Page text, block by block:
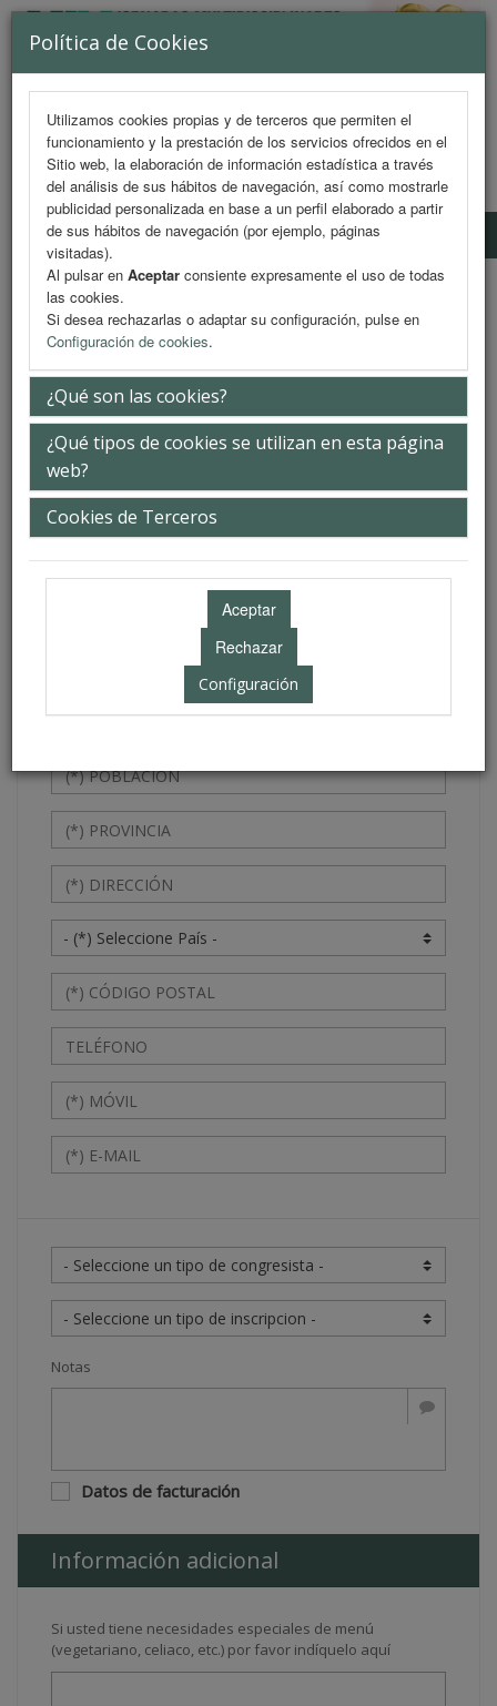
Política de Cookies
Utilizamos cookies propias y de terceros que permiten el
funcionamiento y la prestación de los servicios ofrecidos en el
Sitio web, la elaboración de información estadística a través
del análisis de sus hábitos de navegación, así como mostrarle
publicidad personalizada en base a un perfil elaborado a partir
de sus hábitos de navegación (por ejemplo, páginas
visitadas).
Al pulsar en Aceptar consiente expresamente el uso de todas
las cookies.
Si desea rechazarlas o adaptar su configuración, pulse en
Configuración de cookies.
¿Qué son las cookies?
¿Qué tipos de cookies se utilizan en esta página
web?
Cookies de Terceros
Configuración
MENU
Inscripción online
Inscripción Online
Rellenar el formulario con los Datos Personales de la
persona que asistirá al congreso. Los campos marcados
con un asterisco (*) son obligatorios.
Datos personales
Notas
Datos de facturación
Información adicional
Si usted tiene necesidades especiales de menú
(vegetariano, celiaco, etc.) por favor indíquelo aquí